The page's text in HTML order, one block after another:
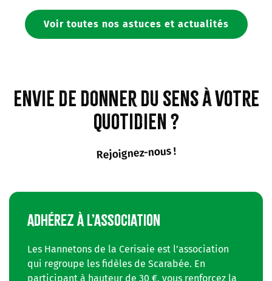
Voir toutes nos astuces et actualités
Envie de donner du sens à votre
quotidien ?
Rejoignez-nous !
ADHÉREZ À L’ASSOCIATION
Les Hannetons de la Cerisaie est l’association
qui regroupe les fidèles de Scarabée. En
participant à hauteur de 30 €, vous renforcez la